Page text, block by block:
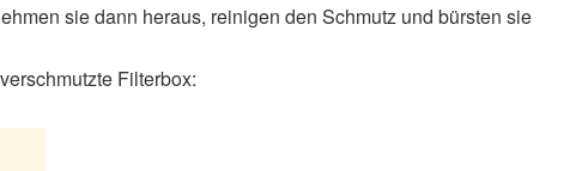
sie dann heraus, reinigen den Schmutz und bürsten sie
Filterbox: